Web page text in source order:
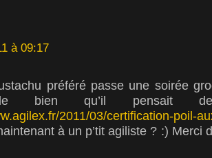
à 09:17
préféré passe une soirée
bien qu’il pensait de
2011/03/certification-poil-
à un p’tit agiliste ? :) Merci